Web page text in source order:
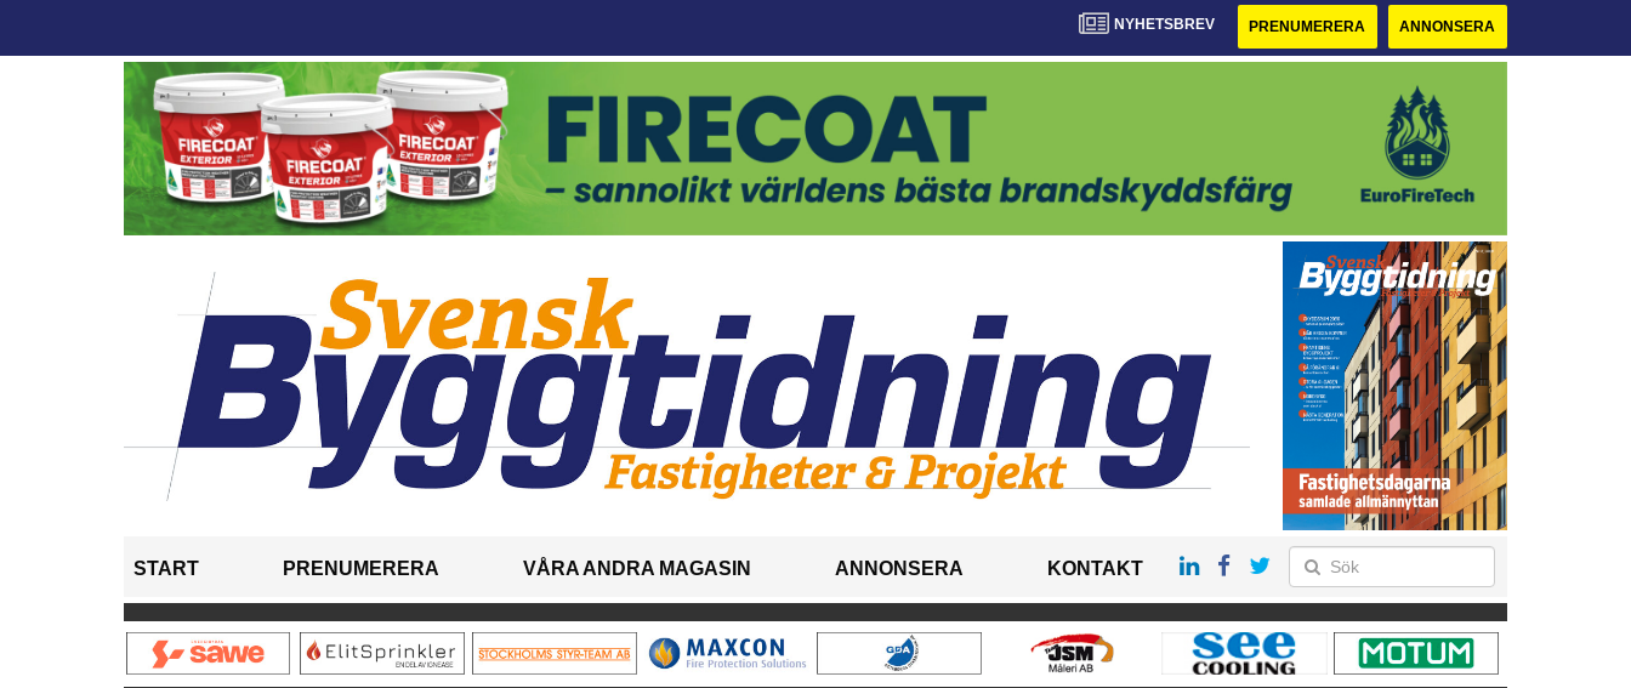
NYHETSBREV PRENUMERERA ANNONSERA
START PRENUMERERA VÅRA ANDRA MAGASIN ANNONSERA KONTAKT